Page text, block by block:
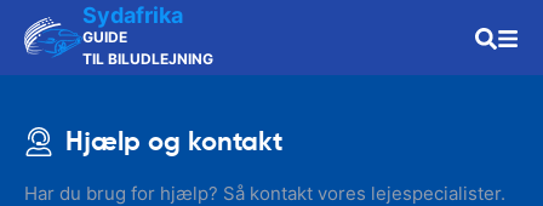
Sydafrika
GUIDE
TIL BILUDLEJNING
Hjælp og kontakt
Har du brug for hjælp? Så kontakt vores lejespecialister.